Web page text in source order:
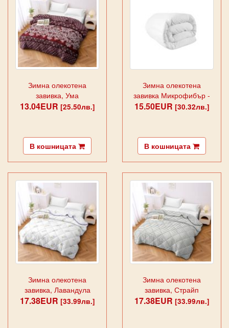
Зимна олекотена
завивка, Ума
13.04EUR [25.50лв.]
В кошницата
Зимна олекотена
завивка Микрофибър -
бяло
15.50EUR [30.32лв.]
В кошницата
Зимна олекотена
завивка, Лавандула
17.38EUR [33.99лв.]
Зимна олекотена
завивка, Страйп
17.38EUR [33.99лв.]